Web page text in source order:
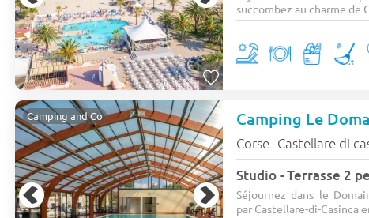
succombez au charme de
Camping and Co Camping Le
Corse- Castellare di
Studio - Terrasse 2
Séjournez dans le
par Castellare-di-Casinca